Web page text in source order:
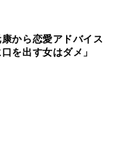
から恋愛アドバイス
を出す女はダメ」